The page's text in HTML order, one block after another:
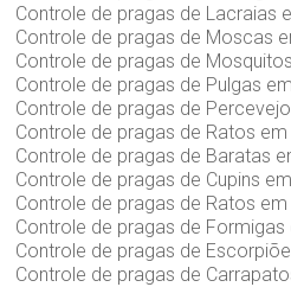
Controle de pragas de Lacraias
Controle de pragas de Moscas
Controle de pragas de
Controle de pragas de Pulgas
Controle de pragas de
Controle de pragas de Ratos
Controle de pragas de Baratas
Controle de pragas de Cupins
Controle de pragas de Ratos
Controle de pragas de
Controle de pragas de
Controle de pragas de